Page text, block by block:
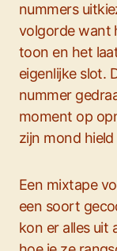
nummers
volgorde want
toon en het
eigenlijke slot.
nummer
moment op
zijn mond
Een mixtape
een soort
kon er alles uit